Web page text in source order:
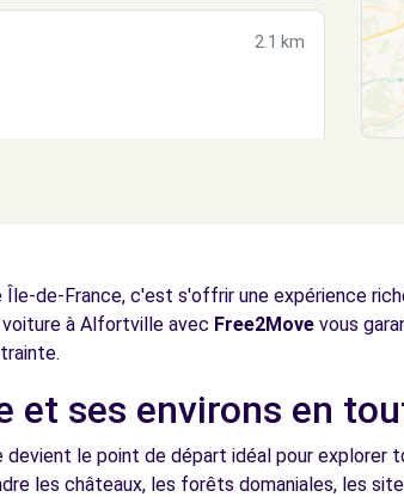
2.1 km
de-France, c'est s'offrir une expérience
à Alfortville avec Free2Move vous
et ses environs en
le point de départ idéal pour explorer
les châteaux, les forêts domaniales, les